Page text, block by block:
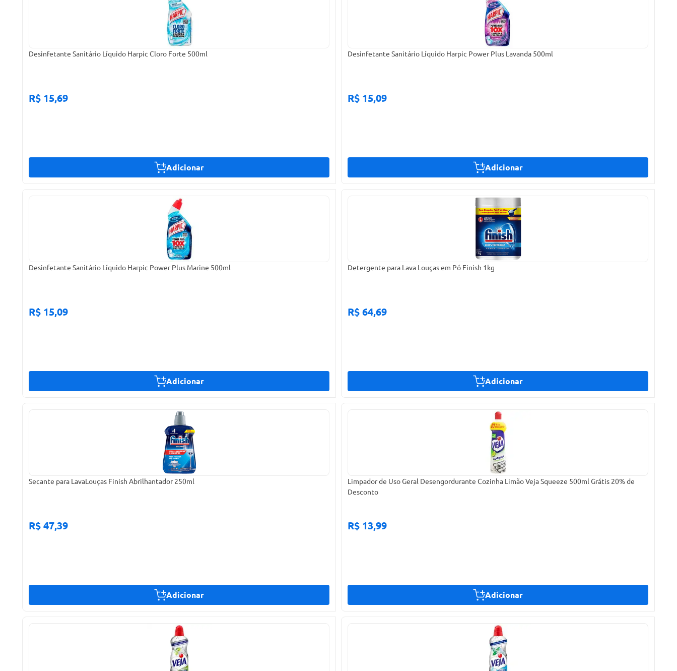
Desinfetante Sanitário Líquido Harpic Cloro Forte 500ml
R$ 15,69
Adicionar
Desinfetante Sanitário Líquido Harpic Power Plus Lavanda 500ml
R$ 15,09
Adicionar
Desinfetante Sanitário Líquido Harpic Power Plus Marine 500ml
R$ 15,09
Adicionar
Detergente para Lava Louças em Pó Finish 1kg
R$ 64,69
Adicionar
Secante para LavaLouças Finish Abrilhantador 250ml
R$ 47,39
Adicionar
Limpador de Uso Geral Desengordurante Cozinha Limão Veja Squeeze 500ml Grátis 20% de
Desconto
R$ 13,99
Adicionar